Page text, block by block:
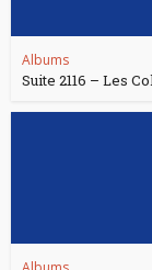
Albums
Suite 2116 – Les